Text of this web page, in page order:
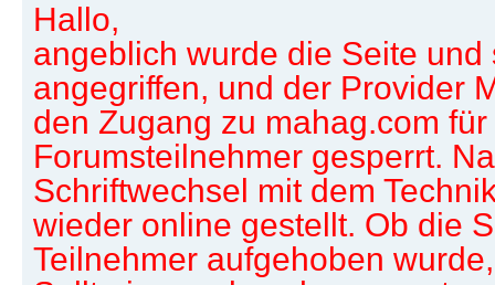
Hallo,
angeblich wurde die Seite
angegriffen, und der Provider
den Zugang zu mahag.com
Forumsteilnehmer gesperrt.
Schriftwechsel mit dem
wieder online gestellt. Ob die
Teilnehmer aufgehoben